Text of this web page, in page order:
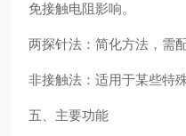
免接触电阻影响。
两探针法：简化方法，需
非接触法：适用于某些特
五、主要功能